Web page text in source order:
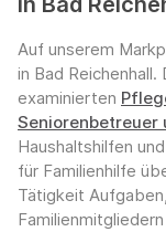
Auf unserem
in Bad
examinierten
Seniorenbetreuer
Haushaltshilfen
für Familienhilfe
Tätigkeit